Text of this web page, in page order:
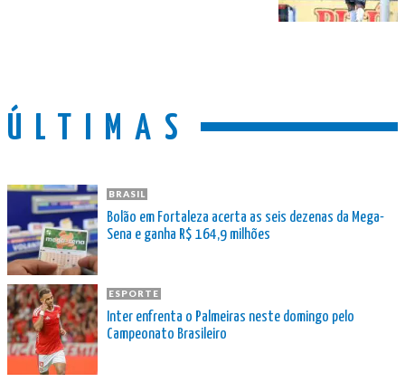
ÚLTIMAS
BRASIL
Bolão em Fortaleza acerta as seis dezenas da Mega-
Sena e ganha R$ 164,9 milhões
ESPORTE
Inter enfrenta o Palmeiras neste domingo pelo
Campeonato Brasileiro